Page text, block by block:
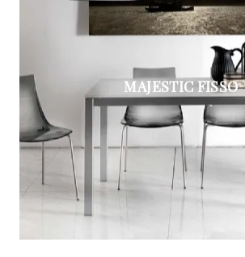
MAJESTIC FISSO